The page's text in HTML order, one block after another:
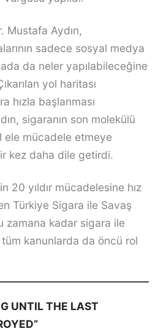
Mustafa Aydın,
sadece sosyal medya
da neler yapılabileceğine
yol haritası
hızla başlanması
sigaranın son molekülü
ele mücadele etmeye
kez daha dile getirdi.
20 yıldır mücadelesine hız
Türkiye Sigara ile Savaş
zamana kadar sigara ile
tüm kanunlarda da öncü rol
UNTIL THE LAST